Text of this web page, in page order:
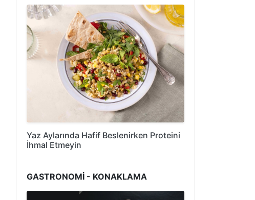
Yaz Aylarında Hafif Beslenirken Proteini
İhmal Etmeyin
GASTRONOMİ - KONAKLAMA